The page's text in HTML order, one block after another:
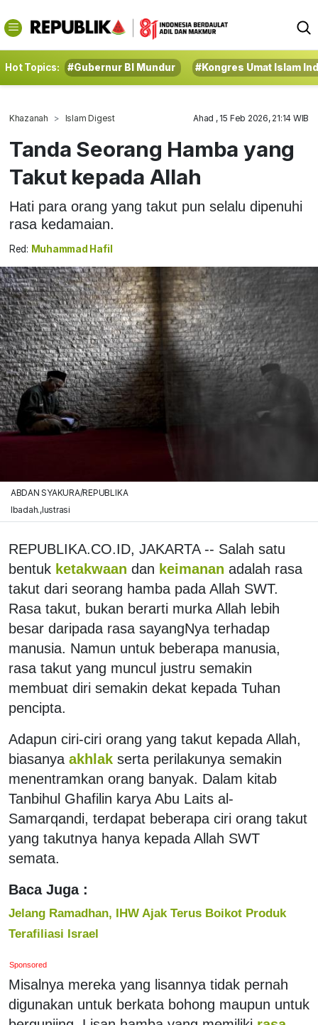
Hot Topics: #Gubernur BI Mundur #Kongres Umat Islam
Khazanah Islam Digest Ahad , 15 Feb 2026, 21:14 WIB
Tanda Seorang Hamba yang
Takut kepada Allah
Hati para orang yang takut pun selalu dipenuhi
rasa kedamaian.
Red: Muhammad Hafil
ABDAN SYAKURA/REPUBLIKA
Ibadah.,lustrasi
REPUBLIKA.CO.ID, JAKARTA -- Salah satu
bentuk ketakwaan dan keimanan adalah rasa
takut dari seorang hamba pada Allah SWT.
Rasa takut, bukan berarti murka Allah lebih
besar daripada rasa sayangNya terhadap
manusia. Namun untuk beberapa manusia,
rasa takut yang muncul justru semakin
membuat diri semakin dekat kepada Tuhan
pencipta.
Adapun ciri-ciri orang yang takut kepada Allah,
biasanya akhlak serta perilakunya semakin
menentramkan orang banyak. Dalam kitab
Tanbihul Ghafilin karya Abu Laits al-
Samarqandi, terdapat beberapa ciri orang takut
yang takutnya hanya kepada Allah SWT
semata.
Baca Juga :
Jelang Ramadhan, IHW Ajak Terus Boikot Produk
Terafiliasi Israel
Sponsored
Misalnya mereka yang lisannya tidak pernah
digunakan untuk berkata bohong maupun untuk